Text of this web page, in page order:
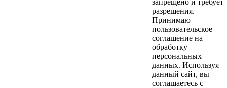
запрещено и требует
разрешения.
Принимаю
пользовательское
соглашение на
обработку
персональных
данных. Используя
данный сайт, вы
соглашаетесь с